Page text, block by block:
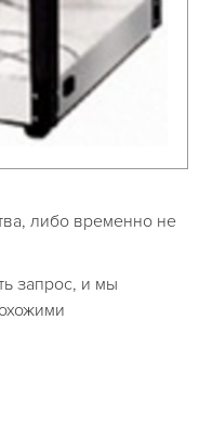
либо временно не
запрос, и мы